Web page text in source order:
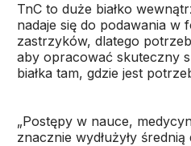
TnC to duże białko
nadaje się do podawania w
zastrzyków, dlatego
aby opracować skuteczny
białka tam, gdzie jest
„Postępy w nauce,
znacznie wydłużyły średnią